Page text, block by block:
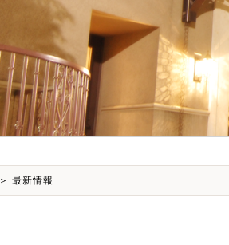
＞ 最新情報